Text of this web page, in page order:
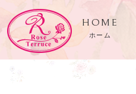
HOME
ホーム